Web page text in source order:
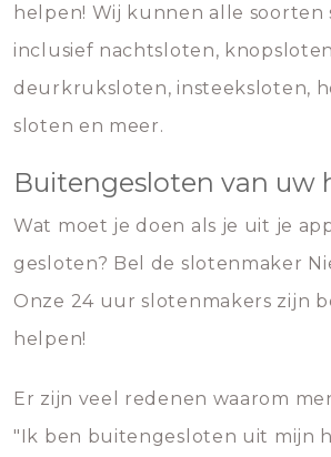
helpen! Wij kunnen alle soorten
inclusief nachtsloten,
deurkruksloten, insteeksloten,
sloten en meer.
Buitengesloten van uw
Wat moet je doen als je uit je
gesloten? Bel de slotenmaker
Onze 24 uur slotenmakers zijn
helpen!
Er zijn veel redenen waarom
"Ik ben buitengesloten uit mijn